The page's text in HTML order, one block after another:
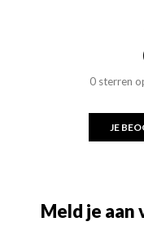
0 sterren
JE
Meld je aan